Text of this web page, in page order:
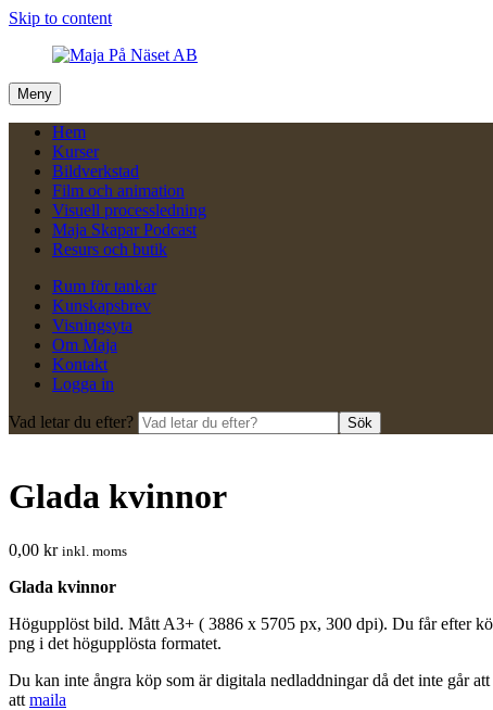
Skip to content
Meny
Hem
Kurser
Bildverkstad
Film och animation
Visuell processledning
Maja Skapar Podcast
Resurs och butik
Rum för tankar
Kunskapsbrev
Visningsyta
Om Maja
Kontakt
Logga in
Vad letar du efter? Sök
Glada kvinnor
0,00 kr inkl. moms
Glada kvinnor
Högupplöst bild. Mått A3+ ( 3886 x 5705 px, 300 dpi). Du får efter
png i det högupplösta formatet.
Du kan inte ångra köp som är digitala nedladdningar då det inte går
att maila